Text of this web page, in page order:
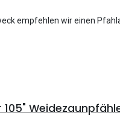
empfehlen wir einen